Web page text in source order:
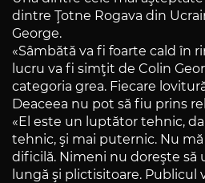
dintre Ţotne Rogava din
George.
«Sâmbătă va fi foarte cald în
lucru va fi simţit de Colin
categoria grea. Fiecare
Deaceea nu pot să fiu prins
«El este un luptător tehnic,
tehnic, şi mai puternic. Nu
dificilă. Nimeni nu doreşte să
lungă şi plictisitoare. Publicul